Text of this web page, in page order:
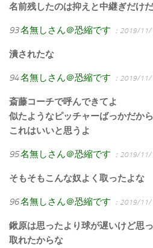
名前残したのは抑えと中継ぎだけ
93名無しさん＠恐縮です ：2019/11/
潰されたな
94名無しさん＠恐縮です ：2019/11/
斎藤コーチで呼んできてよ
似たようなピッチャーばっかだから
これはいいと思うよ
95名無しさん＠恐縮です ：2019/11/
そもそもこんな奴よく取ったよな
96名無しさん＠恐縮です ：2019/11/
鍬原は思ったより球が遅いけど思
取れたからな